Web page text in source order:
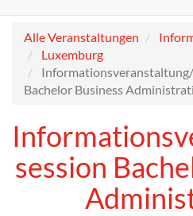
Alle Veranstaltungen
Luxemburg
Bachelor Business
session